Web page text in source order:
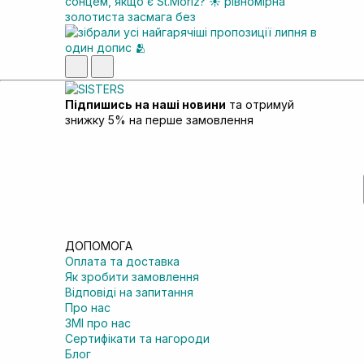
Підпишись на наші новини та отримуй
знижку 5% на перше замовлення
ДОПОМОГА
Оплата та доставка
Як зробити замовлення
Відповіді на запитання
Про нас
ЗМІ про нас
Сертифікати та нагороди
Блог